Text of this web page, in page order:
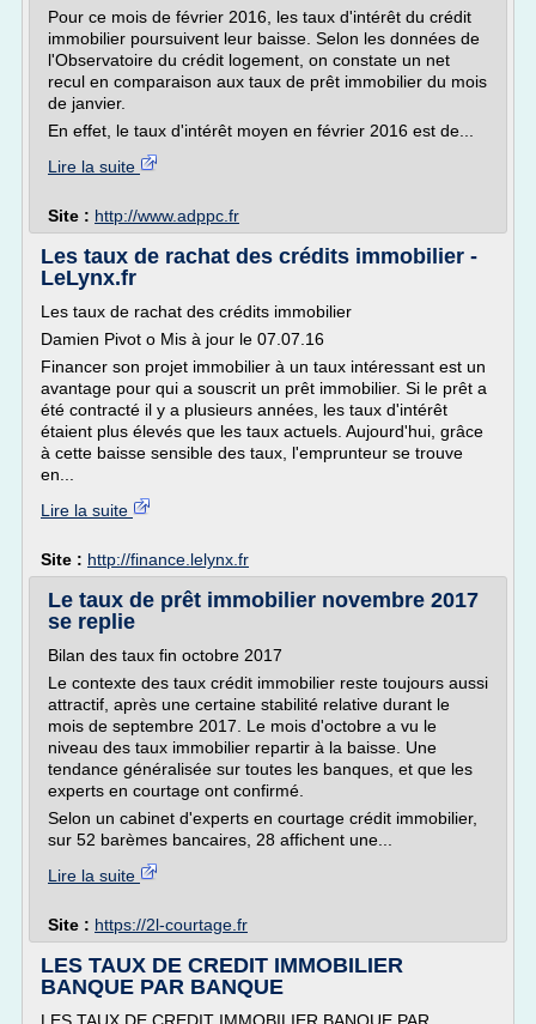
Pour ce mois de février 2016, les taux d'intérêt du crédit
immobilier poursuivent leur baisse. Selon les données de
l'Observatoire du crédit logement, on constate un net
recul en comparaison aux taux de prêt immobilier du mois
de janvier.
En effet, le taux d'intérêt moyen en février 2016 est de...
Lire la suite
Site : http://www.adppc.fr
Les taux de rachat des crédits immobilier -
LeLynx.fr
Les taux de rachat des crédits immobilier
Damien Pivot o Mis à jour le 07.07.16
Financer son projet immobilier à un taux intéressant est un
avantage pour qui a souscrit un prêt immobilier. Si le prêt a
été contracté il y a plusieurs années, les taux d'intérêt
étaient plus élevés que les taux actuels. Aujourd'hui, grâce
à cette baisse sensible des taux, l'emprunteur se trouve
en...
Lire la suite
Site : http://finance.lelynx.fr
Le taux de prêt immobilier novembre 2017
se replie
Bilan des taux fin octobre 2017
Le contexte des taux crédit immobilier reste toujours aussi
attractif, après une certaine stabilité relative durant le
mois de septembre 2017. Le mois d'octobre a vu le
niveau des taux immobilier repartir à la baisse. Une
tendance généralisée sur toutes les banques, et que les
experts en courtage ont confirmé.
Selon un cabinet d'experts en courtage crédit immobilier,
sur 52 barèmes bancaires, 28 affichent une...
Lire la suite
Site : https://2l-courtage.fr
LES TAUX DE CREDIT IMMOBILIER
BANQUE PAR BANQUE